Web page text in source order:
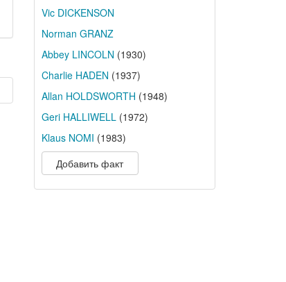
Vic DICKENSON
Norman GRANZ
Abbey LINCOLN (1930)
Charlie HADEN (1937)
Allan HOLDSWORTH (1948)
Geri HALLIWELL(1972)
Klaus NOMI (1983)
Добавить факт